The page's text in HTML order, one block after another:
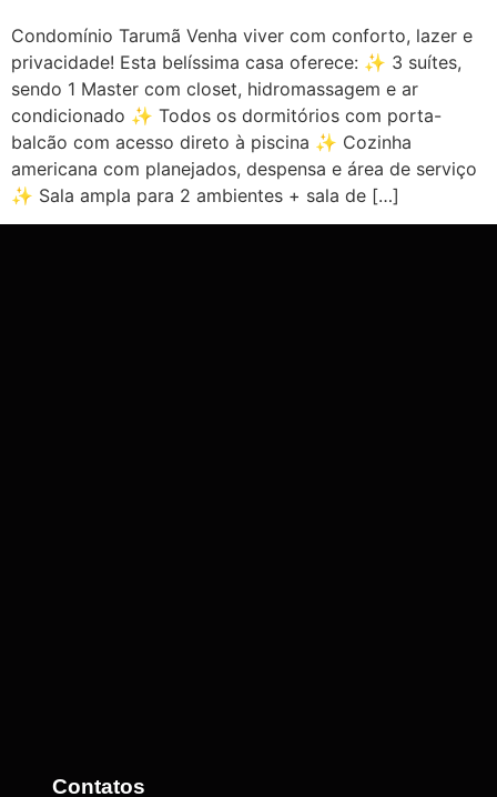
Condomínio Tarumã Venha viver com conforto, lazer e
privacidade! Esta belíssima casa oferece: ✨ 3 suítes,
sendo 1 Master com closet, hidromassagem e ar
condicionado ✨ Todos os dormitórios com porta-
balcão com acesso direto à piscina ✨ Cozinha
americana com planejados, despensa e área de serviço
✨ Sala ampla para 2 ambientes + sala de […]
Contatos